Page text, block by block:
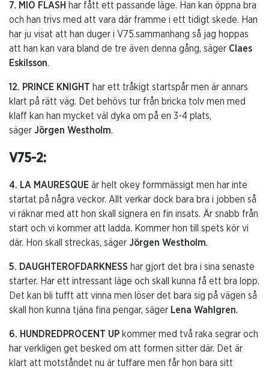
7. MIO FLASH har fått ett passande läge. Han kan öppna bra
och han trivs med att vara där framme i ett tidigt skede. Han
har ju visat att han duger i V75.sammanhang så jag hoppas
att han kan vara bland de tre även denna gång, säger Claes
Eskilsson.
12. PRINCE KNIGHT har ett tråkigt startspår men är annars
klart på rätt väg. Det behövs tur från bricka tolv men med
klaff kan han mycket väl dyka om på en 3-4 plats,
säger Jörgen Westholm.
V75-2:
4. LA MAURESQUE är helt okey formmässigt men har inte
startat på några veckor. Allt verkar dock bara bra i jobben så
vi räknar med att hon skall signera en fin insats. Är snabb från
start och vi kommer att ladda. Kommer hon till spets kör vi
där. Hon skall streckas, säger Jörgen Westholm.
5. DAUGHTEROFDARKNESS har gjort det bra i sina senaste
starter. Har ett intressant läge och skall kunna få ett bra lopp.
Det kan bli tufft att vinna men löser det bara sig på vägen så
skall hon kunna tjäna fina pengar, säger Lena Wahlgren.
6. HUNDREDPROCENT UP kommer med två raka segrar och
har verkligen get besked om att formen sitter där. Det är
klart att motståndet nu är tuffare men får hon bara sitt